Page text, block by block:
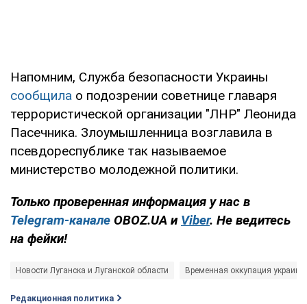
Напомним, Служба безопасности Украины
сообщила о подозрении советнице главаря
террористической организации "ЛНР" Леонида
Пасечника. Злоумышленница возглавила в
псевдореспублике так называемое
министерство молодежной политики.
Только проверенная информация у нас в
Telegram-канале OBOZ.UA и Viber. Не ведитесь
на фейки!
Новости Луганска и Луганской области Временная оккупация
Редакционная политика